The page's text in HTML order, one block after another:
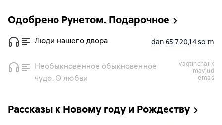
Одобрено Рунетом. Подарочное
Люди нашего двора dan 65 720,14 soʻm
Необыкновенное обыкновенное
чудо. О любви
vaqtinchalik
mavjud
emas
Рассказы к Новому году и Рождеству